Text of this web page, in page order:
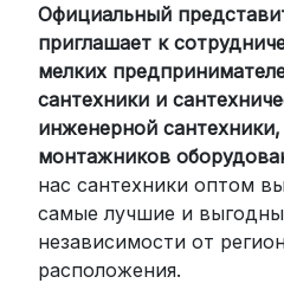
Для клиентов из
России мы
проверенными
компаниями:
СДЭК:
пункта выдачи
курьером до
Стоимость
рублей
Официальный
приглашает к
мелких
сантехники и
инженерной
монтажников
нас сантехники оптом
самые лучшие и
независимости от
расположения.